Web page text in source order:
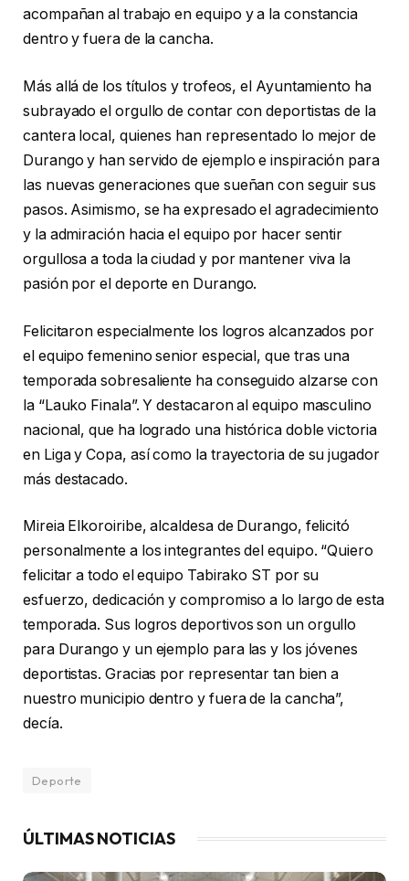
acompañan al trabajo en equipo y a la constancia
dentro y fuera de la cancha.
Más allá de los títulos y trofeos, el Ayuntamiento ha
subrayado el orgullo de contar con deportistas de la
cantera local, quienes han representado lo mejor de
Durango y han servido de ejemplo e inspiración para
las nuevas generaciones que sueñan con seguir sus
pasos. Asimismo, se ha expresado el agradecimiento
y la admiración hacia el equipo por hacer sentir
orgullosa a toda la ciudad y por mantener viva la
pasión por el deporte en Durango.
Felicitaron especialmente los logros alcanzados por
el equipo femenino senior especial, que tras una
temporada sobresaliente ha conseguido alzarse con
la “Lauko Finala”. Y destacaron al equipo masculino
nacional, que ha logrado una histórica doble victoria
en Liga y Copa, así como la trayectoria de su jugador
más destacado.
Mireia Elkoroiribe, alcaldesa de Durango, felicitó
personalmente a los integrantes del equipo. “Quiero
felicitar a todo el equipo Tabirako ST por su
esfuerzo, dedicación y compromiso a lo largo de esta
temporada. Sus logros deportivos son un orgullo
para Durango y un ejemplo para las y los jóvenes
deportistas. Gracias por representar tan bien a
nuestro municipio dentro y fuera de la cancha”,
decía.
Deporte
ÚLTIMAS NOTICIAS